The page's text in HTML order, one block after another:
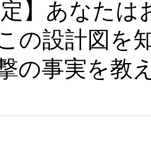
】あなた
の設計図を
の事実を教